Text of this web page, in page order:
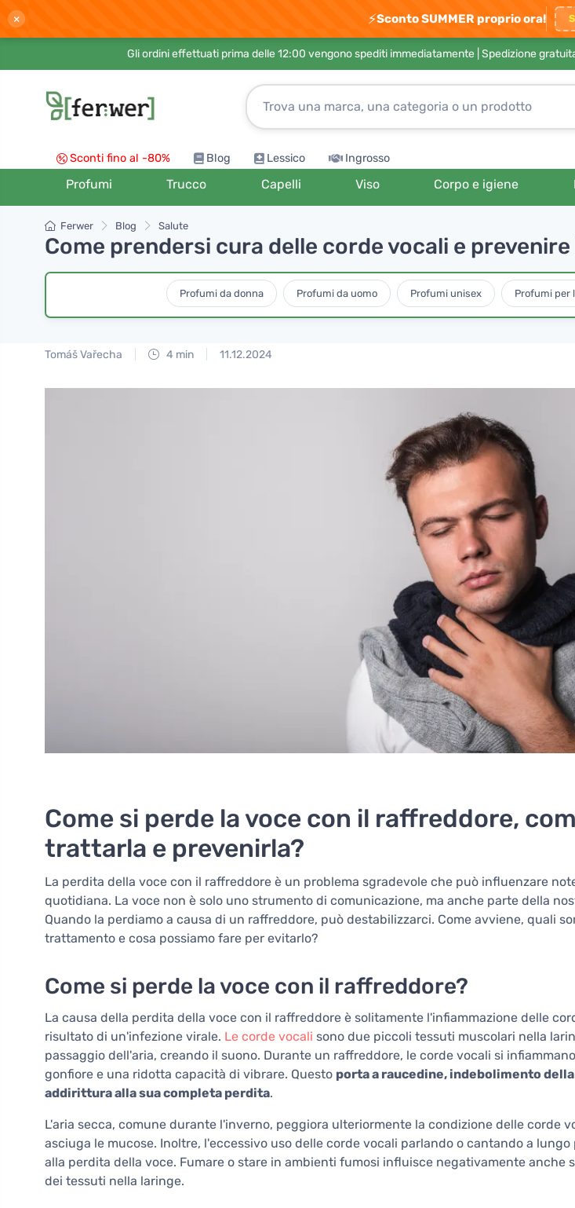
× ⚡Sconto SUMMER proprio ora!
Gli ordini effettuati prima delle 12:00 vengono spediti immediatamente | Spedizione
Sconti fino al -80% Blog Lessico Ingrosso
Profumi Trucco Capelli Viso Corpo e igiene
Ferwer Blog Salute
Come prendersi cura delle corde vocali e
Profumi da donna Profumi da uomo Profumi unisex Profumi per
Tomáš Vařecha 4 min 11.12.2024
Come si perde la voce con il raffreddore,
trattarla e prevenirla?
La perdita della voce con il raffreddore è un problema sgradevole che può influenzare
quotidiana. La voce non è solo uno strumento di comunicazione, ma anche parte della
Quando la perdiamo a causa di un raffreddore, può destabilizzarci. Come avviene, quali
trattamento e cosa possiamo fare per evitarlo?
Come si perde la voce con il raffreddore?
La causa della perdita della voce con il raffreddore è solitamente l'infiammazione delle
risultato di un'infezione virale. Le corde vocali sono due piccoli tessuti muscolari nella
passaggio dell'aria, creando il suono. Durante un raffreddore, le corde vocali si
gonfiore e una ridotta capacità di vibrare. Questo porta a raucedine, indebolimento
addirittura alla sua completa perdita.
L'aria secca, comune durante l'inverno, peggiora ulteriormente la condizione delle corde
asciuga le mucose. Inoltre, l'eccessivo uso delle corde vocali parlando o cantando a
alla perdita della voce. Fumare o stare in ambienti fumosi influisce negativamente anche
dei tessuti nella laringe.